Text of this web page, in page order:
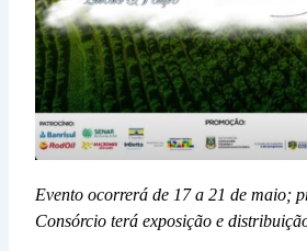
Evento ocorrerá de 17 a 21 de maio;
Consórcio terá exposição e